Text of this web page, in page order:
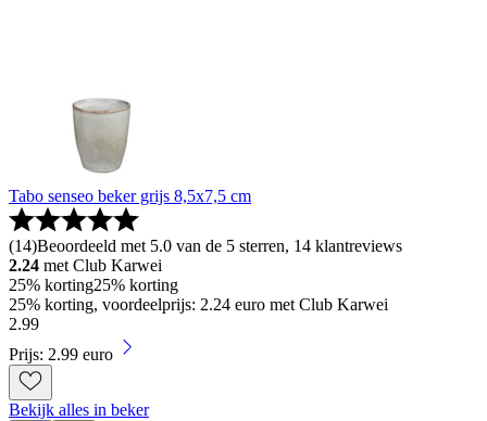
Tabo senseo beker grijs 8,5x7,5 cm
(14)Beoordeeld met 5.0 van de 5 sterren, 14 klantreviews
2.24 met Club Karwei
25% korting25% korting
25% korting, voordeelprijs: 2.24 euro met Club Karwei
2.99
Prijs: 2.99 euro
Bekijk alles in beker